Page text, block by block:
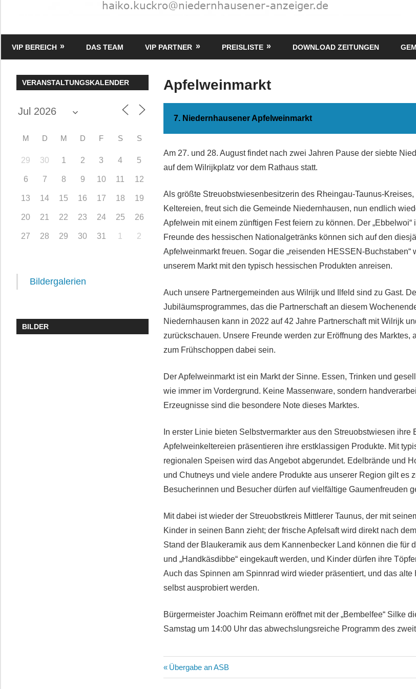
–
Media
VIP BEREICH DAS TEAM VIP PARTNER PREISLISTE DOWNLOAD ZEITUNGEN
Apfelweinmarkt
7. Niedernhausener Apfelweinmarkt
Am 27. und 28. August findet nach zwei Jahren Pause der siebte
auf dem Wilrijkplatz vor dem Rathaus statt.
Als größte Streuobstwiesenbesitzerin des Rheingau-Taunus-
Keltereien, freut sich die Gemeinde Niedernhausen, nun endlich
Apfelwein mit einem zünftigen Fest feiern zu können. Der „Ebbelwoi“
Freunde des hessischen Nationalgetränks können sich auf den
Apfelweinmarkt freuen. Sogar die „reisenden HESSEN-Buchstaben“
unserem Markt mit den typisch hessischen Produkten anreisen.
Auch unsere Partnergemeinden aus Wilrijk und Ilfeld sind zu Gast.
Jubiläumsprogrammes, das die Partnerschaft an diesem
Niedernhausen kann in 2022 auf 42 Jahre Partnerschaft mit Wilrijk
zurückschauen. Unsere Freunde werden zur Eröffnung des Marktes,
zum Frühschoppen dabei sein.
Der Apfelweinmarkt ist ein Markt der Sinne. Essen, Trinken und
wie immer im Vordergrund. Keine Massenware, sondern
Erzeugnisse sind die besondere Note dieses Marktes.
In erster Linie bieten Selbstvermarkter aus den Streuobstwiesen ihre
Apfelweinkeltereien präsentieren ihre erstklassigen Produkte. Mit
regionalen Speisen wird das Angebot abgerundet. Edelbrände und
und Chutneys und viele andere Produkte aus unserer Region gilt es
Besucherinnen und Besucher dürfen auf vielfältige Gaumenfreuden
Mit dabei ist wieder der Streuobstkreis Mittlerer Taunus, der mit
Kinder in seinen Bann zieht; der frische Apfelsaft wird direkt nach
Stand der Blaukeramik aus dem Kannenbecker Land können die für
und „Handkäsdibbe“ eingekauft werden, und Kinder dürfen ihre
Auch das Spinnen am Spinnrad wird wieder präsentiert, und das alte
selbst ausprobiert werden.
Bürgermeister Joachim Reimann eröffnet mit der „Bembelfee“ Silke
Samstag um 14:00 Uhr das abwechslungsreiche Programm des
Beitragsnavigation
Vorheriger
Beitrag:
Übergabe an ASB
VERANSTALTUNGSKALENDER
M D M D F S S
29 30 1 2 3 4 5
6 7 8 9 10 11 12
13 14 15 16 17 18 19
20 21 22 23 24 25 26
27 28 29 30 31 1 2
Bildergalerien
BILDER